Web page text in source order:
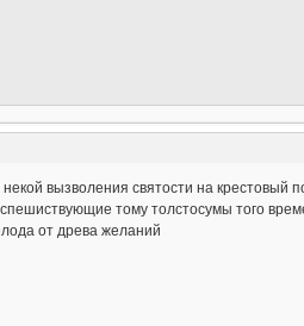
вызволения святости на крестовый
тому толстосумы того
от древа желаний